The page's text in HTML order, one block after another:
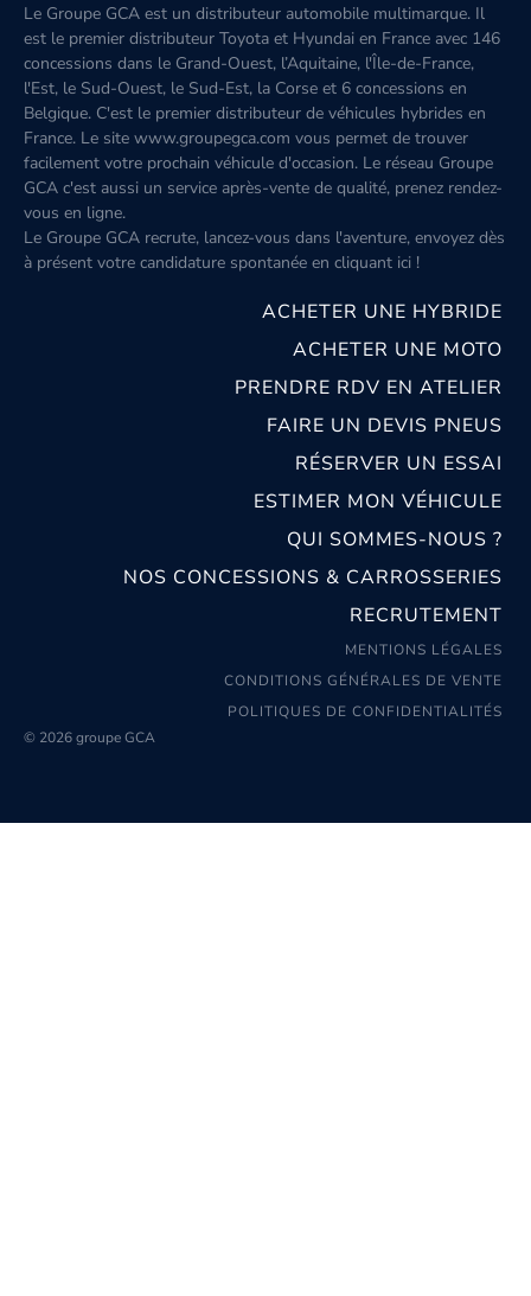
Le Groupe GCA est un distributeur automobile multimarque. Il
est le premier distributeur Toyota et Hyundai en France avec 146
concessions dans le Grand-Ouest, l’Aquitaine, l'Île-de-France,
l'Est, le Sud-Ouest, le Sud-Est, la Corse et 6 concessions en
Belgique. C'est le premier distributeur de véhicules hybrides en
France. Le site www.groupegca.com vous permet de trouver
facilement votre prochain véhicule d'occasion. Le réseau Groupe
GCA c'est aussi un service après-vente de qualité, prenez rendez-
vous en ligne.
Le Groupe GCA recrute, lancez-vous dans l'aventure, envoyez dès
à présent votre candidature spontanée en cliquant ici !
ACHETER UNE HYBRIDE
ACHETER UNE MOTO
PRENDRE RDV EN ATELIER
FAIRE UN DEVIS PNEUS
RÉSERVER UN ESSAI
ESTIMER MON VÉHICULE
QUI SOMMES-NOUS ?
NOS CONCESSIONS & CARROSSERIES
RECRUTEMENT
MENTIONS LÉGALES
CONDITIONS GÉNÉRALES DE VENTE
POLITIQUES DE CONFIDENTIALITÉS
© 2026 groupe GCA